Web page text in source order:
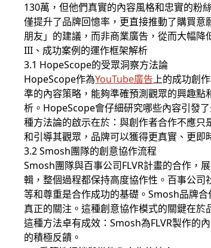
130萬，但他們真實的內容風格和忠實的粉
僅提升了品牌回憶率，更直接推動了購買
朋友」的建議，而非商業廣告，從而大幅降
III、成功案例的運作框架解析
3.1 HopeScope的受眾洞察方法論
HopeScope作為YouTube廣告上的成功創
準的內容策略，能夠準確預測觀眾的興趣
析。HopeScope會仔細研究哪些內容引發
種方法論的啟示在於：與創作者合作不應
和引導其觀眾，品牌可以獲得更真實、更
3.2 Smosh團隊的創意協作流程
Smosh團隊與百事公司FLVR計畫的合作，
輯，整個過程都保持高度協作性。百事公
等和尊重是合作成功的基礎。Smosh品牌
真正的關注。這種創意協作模式的關鍵在
這種方法卓有成效：Smosh為FLVR製作的
的積極反饋。